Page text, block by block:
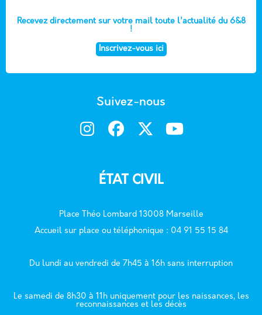
Recevez directement sur votre mail toute l'actualité du 6&8
!
Inscrivez-vous ici
Suivez-nous
ÉTAT CIVIL
Place Théo Lombard 13008 Marseille
Accueil sur place ou téléphonique : 04 91 55 15 84
Du lundi au vendredi de 7h45 à 16h sans interruption
Le samedi de 8h30 à 11h uniquement pour les naissances, les
reconnaissances et les décès